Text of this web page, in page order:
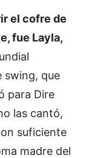
el cofre de
fue Layla,
swing, que
para Dire
las cantó,
suficiente
madre del